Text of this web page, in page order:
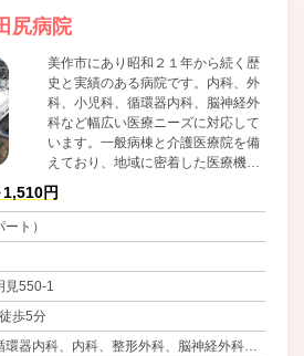
尻病院
美作市にあり昭和２１年から続く歴
史と実績のある病院です。内科、外
科、小児科、循環器内科、脳神経外
科など幅広い医療ニーズに対応して
います。一般病棟と介護医療院を備
えており、地域に密着した医療機関
として機能しています。職員に対し
てはワークライフバランスに積極的
置、可能な限りの希望を取り入れた
さをとても大切にしています。
円
ト）
見550-1
歩5分
環器内科、内科、整形外科、脳神経外科、